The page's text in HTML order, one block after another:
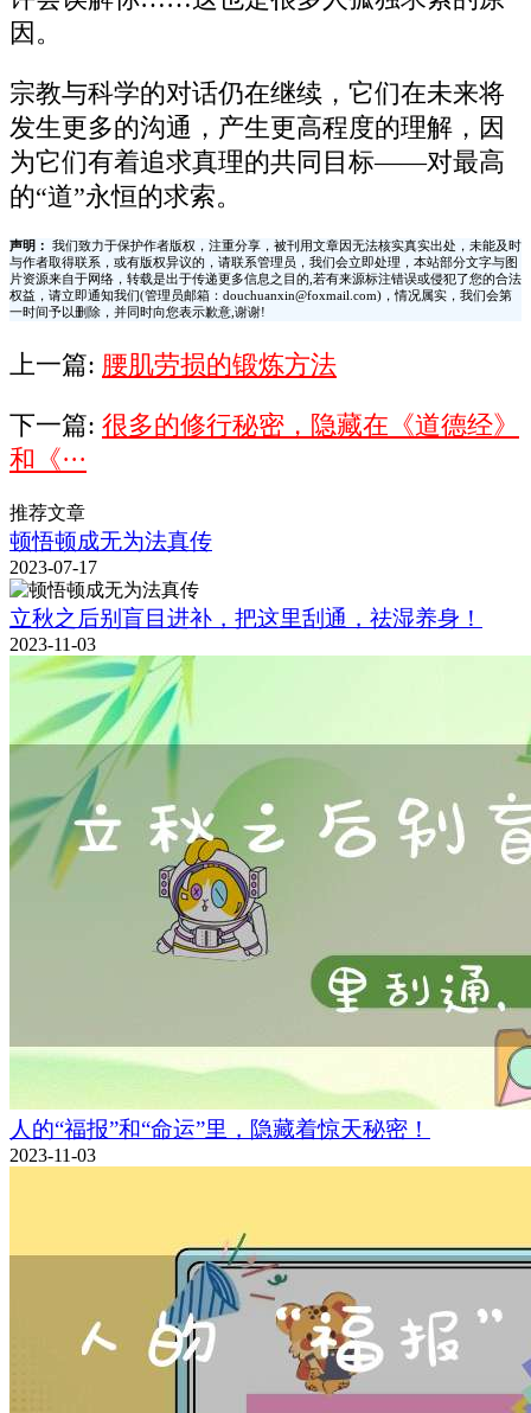
因。
宗教与科学的对话仍在继续，它们在未来将
发生更多的沟通，产生更高程度的理解，因
为它们有着追求真理的共同目标——对最高
的“道”永恒的求索。
声明：
我们致力于保护作者版权，注重分享，被刊用文章因无法核实真实出处，未能及时
与作者取得联系，或有版权异议的，请联系管理员，我们会立即处理，本站部分文字与图
片资源来自于网络，转载是出于传递更多信息之目的,若有来源标注错误或侵犯了您的合法
权益，请立即通知我们(管理员邮箱：douchuanxin@foxmail.com)，情况属实，我们会第
一时间予以删除，并同时向您表示歉意,谢谢!
上一篇: 腰肌劳损的锻炼方法
下一篇: 很多的修行秘密，隐藏在《道德经》
和《···
推荐文章
顿悟顿成无为法真传
2023-07-17
立秋之后别盲目进补，把这里刮通，祛湿养身！
2023-11-03
人的“福报”和“命运”里，隐藏着惊天秘密！
2023-11-03